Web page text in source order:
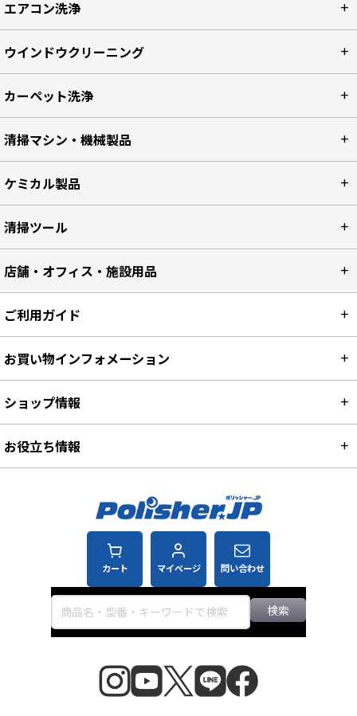
エアコン洗浄
ウインドウクリーニング
カーペット洗浄
清掃マシン・機械製品
ケミカル製品
清掃ツール
店舗・オフィス・施設用品
カート マイページ 問い合わせ
検索
ご利用ガイド
お買い物インフォメーション
ショップ情報
お役立ち情報